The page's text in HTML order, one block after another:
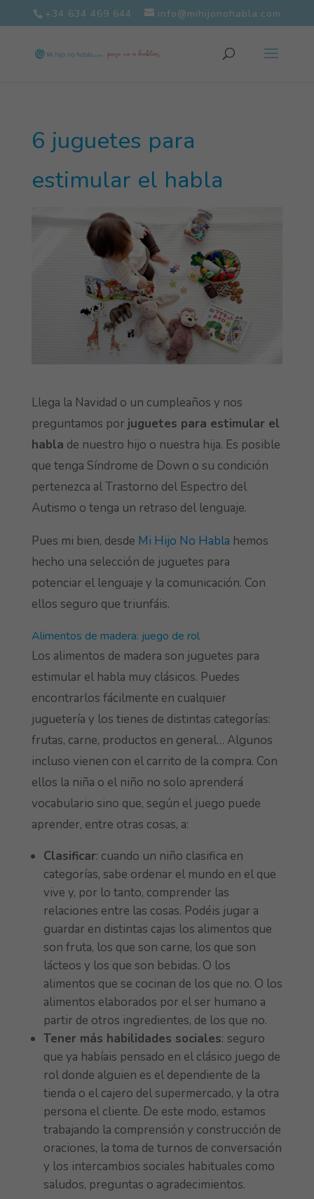
+34 634 469 644 info@mihijonohabla.com
6 juguetes para
estimular el habla
Llega la Navidad o un cumpleaños y nos
preguntamos por juguetes para estimular el
habla de nuestro hijo o nuestra hija. Es posible
que tenga Síndrome de Down o su condición
pertenezca al Trastorno del Espectro del
Autismo o tenga un retraso del lenguaje.
Pues mi bien, desde Mi Hijo No Habla hemos
hecho una selección de juguetes para
potenciar el lenguaje y la comunicación. Con
ellos seguro que triunfáis.
Alimentos de madera: juego de rol
Los alimentos de madera son juguetes para
estimular el habla muy clásicos. Puedes
encontrarlos fácilmente en cualquier
juguetería y los tienes de distintas categorías:
frutas, carne, productos en general… Algunos
incluso vienen con el carrito de la compra. Con
ellos la niña o el niño no solo aprenderá
vocabulario sino que, según el juego puede
aprender, entre otras cosas, a:
Clasificar: cuando un niño clasifica en
categorías, sabe ordenar el mundo en el que
vive y, por lo tanto, comprender las
relaciones entre las cosas. Podéis jugar a
guardar en distintas cajas los alimentos que
son fruta, los que son carne, los que son
lácteos y los que son bebidas. O los
alimentos que se cocinan de los que no. O los
alimentos elaborados por el ser humano a
partir de otros ingredientes, de los que no.
Tener más habilidades sociales: seguro
que ya habíais pensado en el clásico juego de
rol donde alguien es el dependiente de la
tienda o el cajero del supermercado, y la otra
persona el cliente. De este modo, estamos
trabajando la comprensión y construcción de
oraciones, la toma de turnos de conversación
y los intercambios sociales habituales como
saludos, preguntas o agradecimientos.